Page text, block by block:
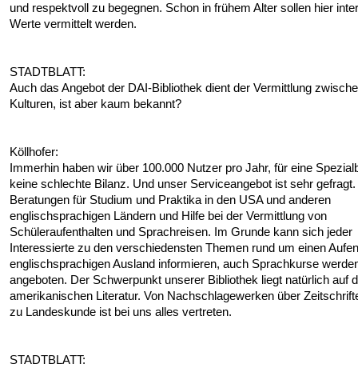
und respektvoll zu begegnen. Schon in frühem Alter sollen hier
Werte vermittelt werden.
STADTBLATT:
Auch das Angebot der DAI-Bibliothek dient der Vermittlung
Kulturen, ist aber kaum bekannt?
Köllhofer:
Immerhin haben wir über 100.000 Nutzer pro Jahr, für eine
keine schlechte Bilanz. Und unser Serviceangebot ist sehr
Beratungen für Studium und Praktika in den USA und anderen
englischsprachigen Ländern und Hilfe bei der Vermittlung von
Schüleraufenthalten und Sprachreisen. Im Grunde kann sich jeder
Interessierte zu den verschiedensten Themen rund um einen
englischsprachigen Ausland informieren, auch Sprachkurse
angeboten. Der Schwerpunkt unserer Bibliothek liegt natürlich auf
amerikanischen Literatur. Von Nachschlagewerken über
zu Landeskunde ist bei uns alles vertreten.
STADTBLATT: